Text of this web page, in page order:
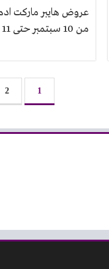
عروض هايبر ماركت
من 10 سبتمبر حتى 11 سبتمبر 2022
1
2